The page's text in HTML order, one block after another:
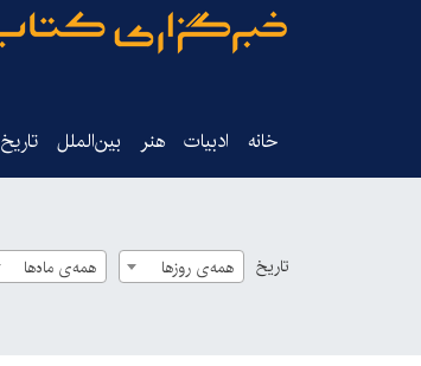
خانه ادبیات هنر بین‌الملل تاریخ‌
تاریخ همه‌ی روزها همه‌ی ماه‌ها